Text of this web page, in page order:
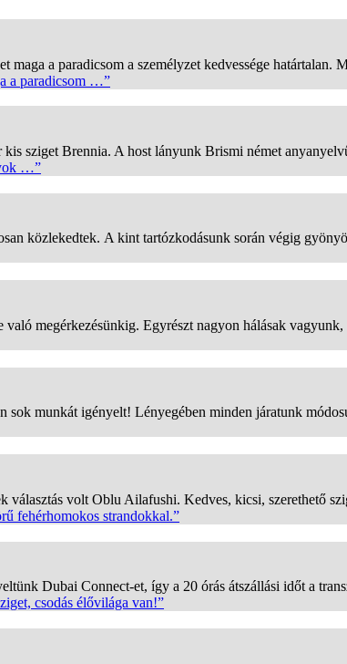
a paradicsom a személyzet kedvessége határtalan.
a paradicsom …”
sziget Brennia. A host lányunk Brismi német
…”
közlekedtek. A kint tartózkodásunk során végig
megérkezésünkig. Egyrészt nagyon hálásak
munkát igényelt! Lényegében minden járatunk
választás volt Oblu Ailafushi. Kedves, kicsi, szerethető
fehérhomokos strandokkal.”
Dubai Connect-et, így a 20 órás átszállási időt a
csodás élővilága van!”